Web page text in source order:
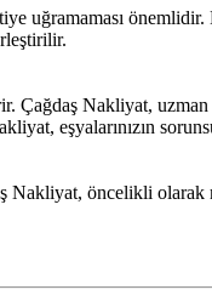
uğramaması
Çağdaş Nakliyat,
eşyalarınızın
Nakliyat, öncelikli olarak